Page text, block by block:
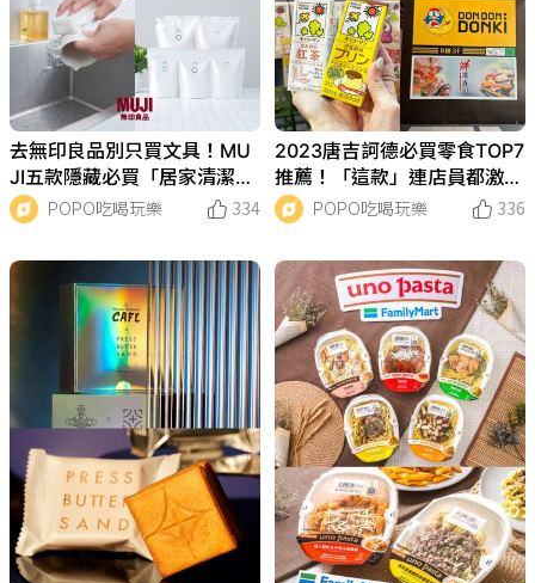
去無印良品別只買文具！MU
JI五款隱藏必買「居家清潔用
品」洗衣精連媽媽都說讚！
POPO吃喝玩樂 334
2023唐吉訶德必買零食TOP7
推薦！「這款」連店員都激
推、下次去逛別忘結帳！
POPO吃喝玩樂 336